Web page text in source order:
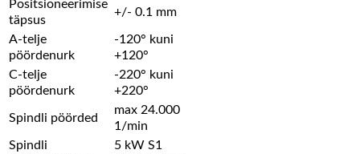
Positsioneerimise
täpsus
+/- 0.1 mm
A-telje
pöördenurk
-120° kuni
+120°
C-telje
pöördenurk
-220° kuni
+220°
Spindli pöörded
max 24.000
1/min
Spindli
5 kW S1